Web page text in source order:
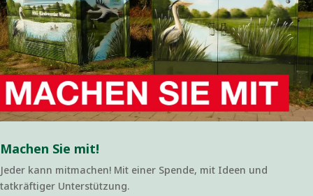
Machen Sie mit!
Jeder kann mitmachen! Mit einer Spende, mit Ideen und
tatkräftiger Unterstützung.